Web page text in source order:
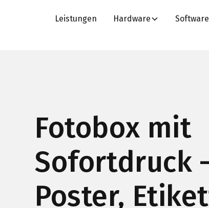
Leistungen Hardware Software
Fotobox mit
Sofortdruck
Poster,